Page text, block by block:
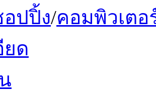
ปปิ้ง/คอมพิวเต
ยด